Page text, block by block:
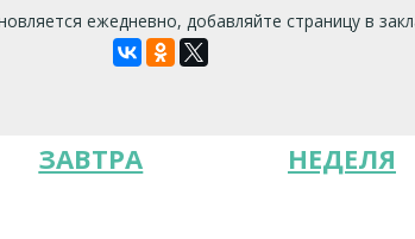
ежедневно, добавляйте страницу в
ЗАВТРА НЕДЕЛЯ